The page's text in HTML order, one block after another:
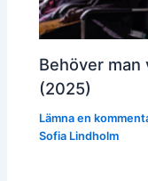
Behöver man
(2025)
Lämna en
Sofia Lindholm